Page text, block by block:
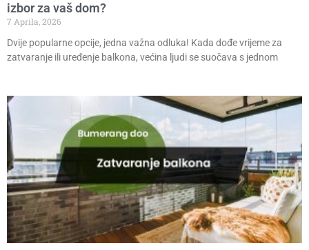
izbor za vaš dom?
7 Aprila, 2026
Dvije popularne opcije, jedna važna odluka! Kada dođe vrijeme za
zatvaranje ili uređenje balkona, većina ljudi se suočava s jednom